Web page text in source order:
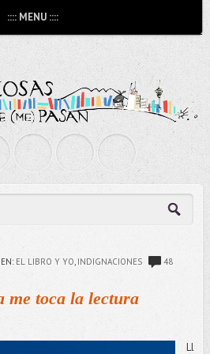
:::: MENU ::::
EN: EL LIBRO Y YO INDIGNACIONES
48
me toca la lectura
Ll